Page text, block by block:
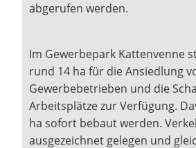
abgerufen werden.
Im Gewerbepark Kattenvenne
rund 14 ha für die Ansiedlung
Gewerbebetrieben und die
Arbeitsplätze zur Verfügung.
ha sofort bebaut werden.
ausgezeichnet gelegen und